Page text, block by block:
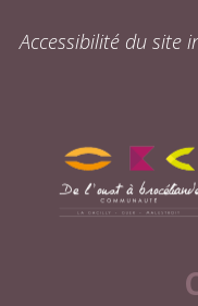
Accessibilité du site